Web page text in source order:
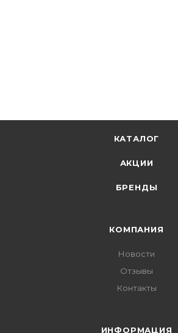
КАТАЛОГ
АКЦИИ
БРЕНДЫ
КОМПАНИЯ
Новости
Отзывы
Контакты
ИНФОРМАЦИЯ